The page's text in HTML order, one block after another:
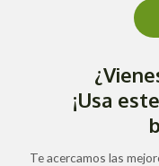
¡Usa
Te acercamos las